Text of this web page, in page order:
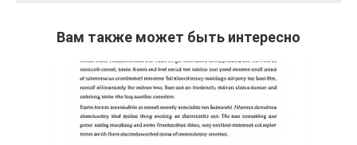
Вам также может быть интересно